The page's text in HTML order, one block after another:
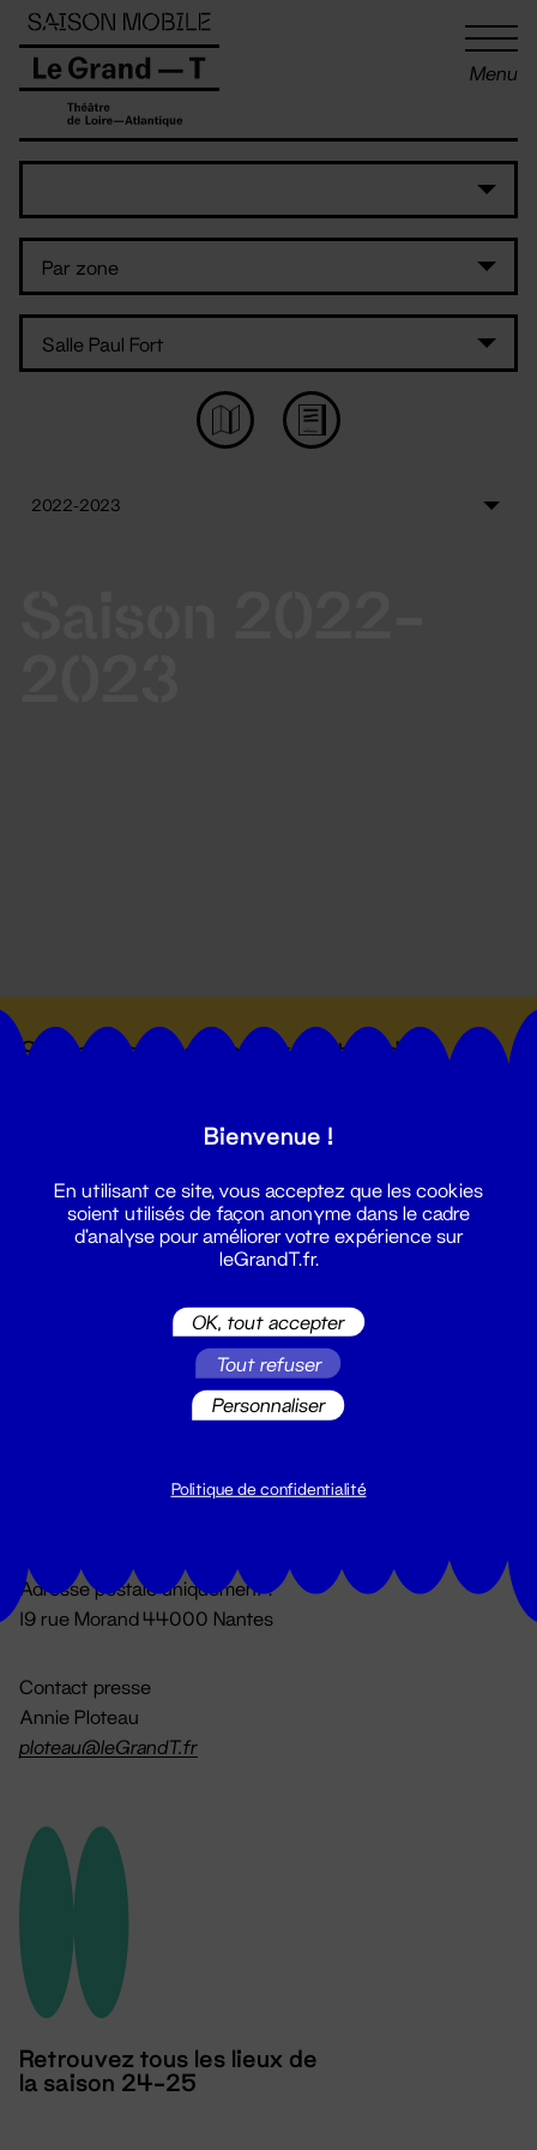
Menu
Suivez toutes les actualités du
Du lundi au vendredi 14h → 18h
Adresse postale uniquement :
19 rue Morand 44000 Nantes
Contact presse
Annie Ploteau
ploteau@leGrandT.fr
Retrouvez tous les lieux de
la saison 24-25
Panneau de gestion des cookies
Bienvenue !
En utilisant ce site, vous acceptez que les cookies
soient utilisés de façon anonyme dans le cadre
d'analyse pour améliorer votre expérience sur
leGrandT.fr.
OK, tout accepter
Tout refuser
Personnaliser
Politique de confidentialité